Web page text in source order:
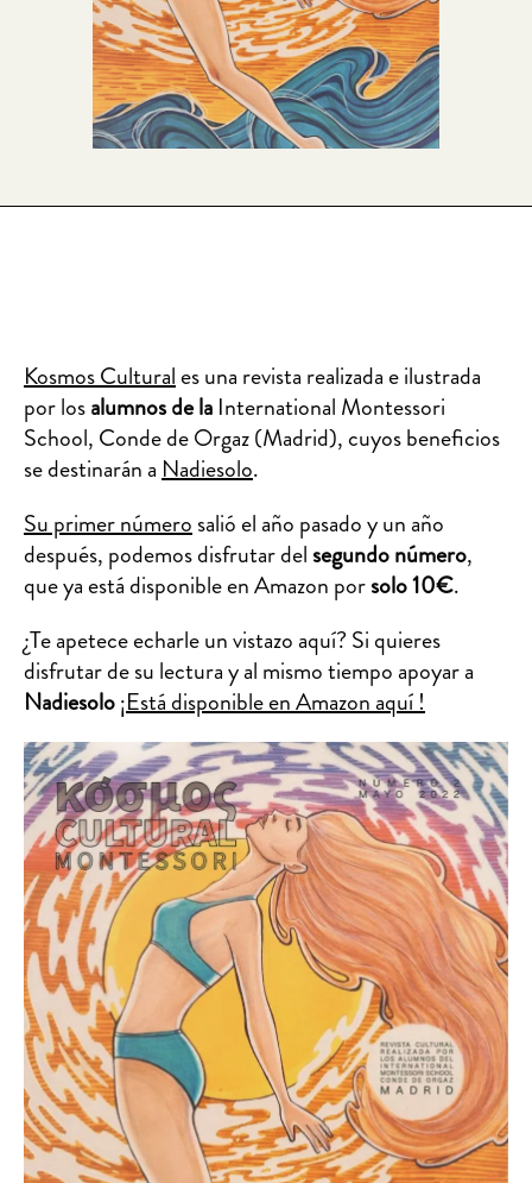
Kosmos Culturales una revista realizada e ilustrada
por losalumnos de la International Montessori
School, Conde de Orgaz (Madrid), cuyos beneficios
se destinarán aNadiesolo.
Su primer númerosalió el año pasado y un año
después, podemos disfrutar del segundo número,
que ya está disponible en Amazon porsolo 10€.
¿Te apetece echarle un vistazo aquí? Si quieres
disfrutar de su lectura y al mismo tiempo apoyar a
Nadiesolo¡Está disponible en Amazon aquí !